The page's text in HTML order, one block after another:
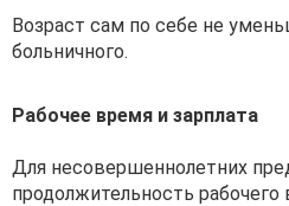
Возраст сам по себе не
больничного.
Рабочее время и зарплата
Для несовершеннолетних
продолжительность